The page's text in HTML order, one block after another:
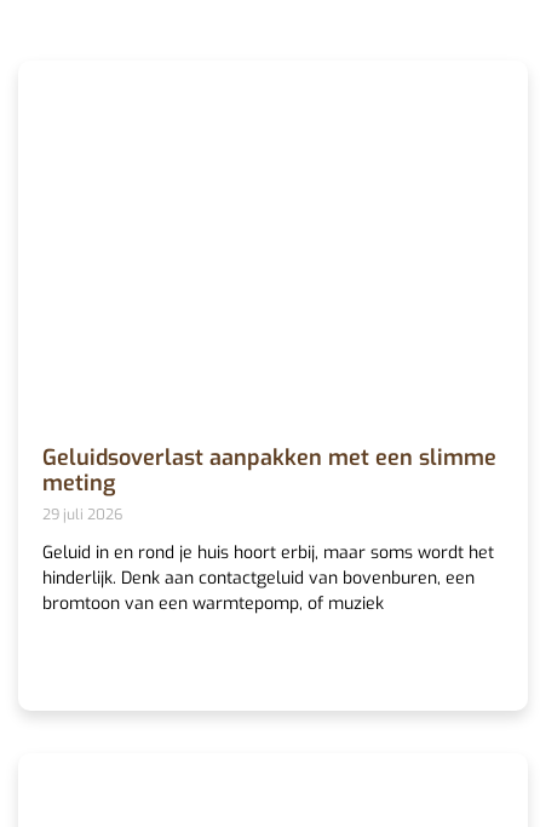
Geluidsoverlast aanpakken met een slimme
meting
29 juli 2026
Geluid in en rond je huis hoort erbij, maar soms wordt het
hinderlijk. Denk aan contactgeluid van bovenburen, een
bromtoon van een warmtepomp, of muziek